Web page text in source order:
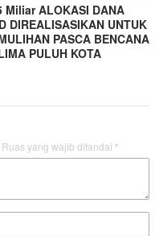
Miliar ALOKASI DANA
DIREALISASIKAN UNTUK
PASCA BENCANA
PULUH KOTA
Ruas yang wajib ditandai *